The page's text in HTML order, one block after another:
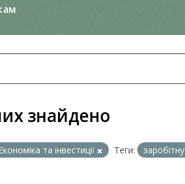
знайдено
та інвестиції Теги:
заробітну